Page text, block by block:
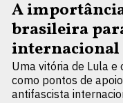
A
brasileira
internacional
Uma vitória de Lula e
como pontos de
antifascista